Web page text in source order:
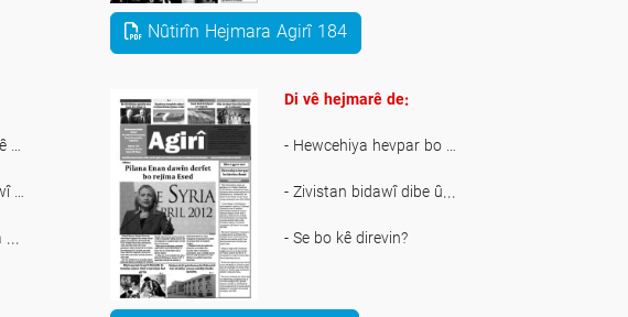
Nûtirîn Hejmara Agirî 184
…
…
...
…
Di vê hejmarê de:
- Hewcehiya hevpar bo …
- Zivistan bidawî dibe û...
- Se bo kê direvin?